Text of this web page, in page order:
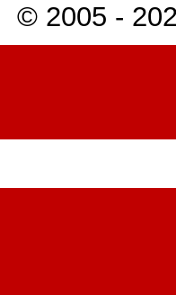
© 2005 -